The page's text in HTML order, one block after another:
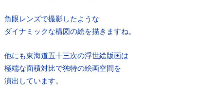
魚眼レンズで撮影したような
ダイナミックな構図の絵を描きますね。
他にも東海道五十三次の浮世絵版画は
極端な面積対比で独特の絵画空間を
演出しています。